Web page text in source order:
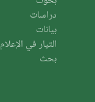
دراسات
بيانات
التيار في الإعلام
بحث